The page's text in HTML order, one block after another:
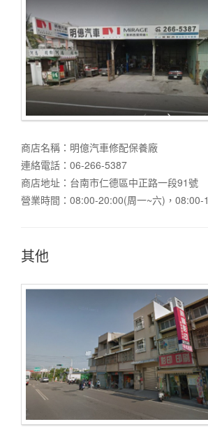
商店名稱：明億汽車修配保養廠
連絡電話：06-266-5387
商店地址：台南市仁德區中正路一段91號
營業時間：08:00-20:00(周一~六)，08:00-
其他